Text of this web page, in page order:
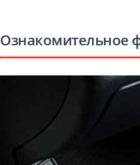
Ознакомительное